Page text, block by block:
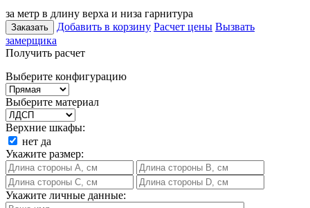
за метр в длину верха и низа гарнитура
Заказать Добавить в корзину Расчет цены Вызвать
замерщика
Получить расчет
Выберите конфигурацию
Выберите материал
Верхние шкафы:
нет да
Укажите размер:
Укажите личные данные: